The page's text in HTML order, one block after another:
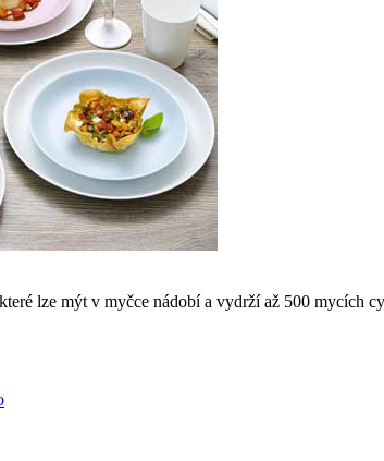
lze mýt v myčce nádobí a vydrží až 500 mycích